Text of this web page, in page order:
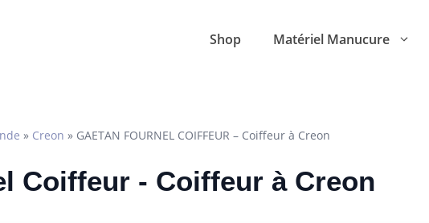
Shop Matériel Manucure
» Creon » GAETAN FOURNEL COIFFEUR – Coiffeur à Creon
Coiffeur - Coiffeur à Creon